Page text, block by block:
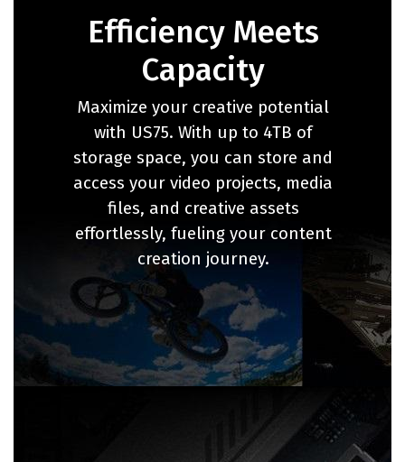
Efficiency Meets
Capacity
Maximize your creative potential
with US75. With up to 4TB of
storage space, you can store and
access your video projects, media
files, and creative assets
effortlessly, fueling your content
creation journey.